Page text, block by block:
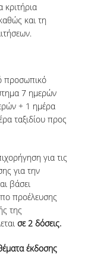
κριτήρια
και τη
προσωπικό
7 ημερών
+ 1 ημέρα
ταξιδίου προς
για τις
για την
βάσει
προέλευσης
της
σε 2 δόσεις.
έκδοσης